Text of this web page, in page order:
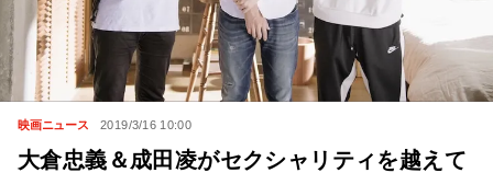
映画ニュース 2019/3/16 10:00
大倉忠義＆成田凌がセクシャリティを越えて